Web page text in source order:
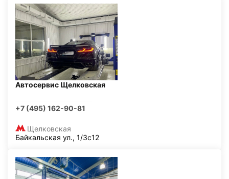
Автосервис Щелковская
+7 (495) 162-90-81
Щелковская
Байкальская ул., 1/3с12